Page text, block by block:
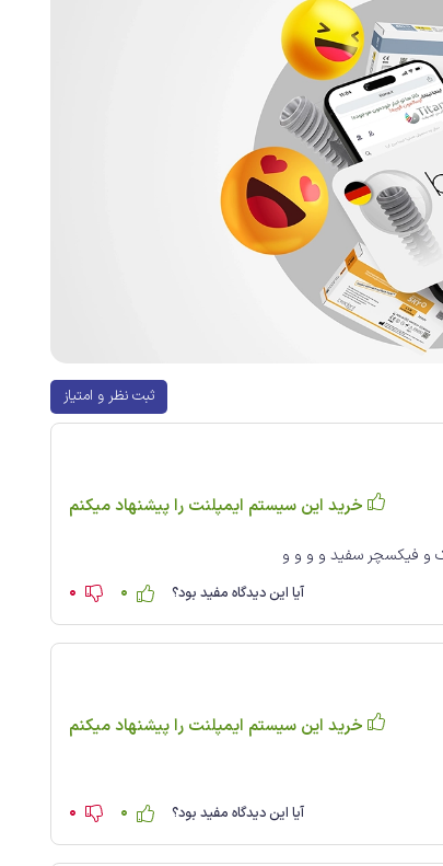
ثبت نظر و امتیاز
خرید این سیستم ایمپلنت را پیشنهاد میکنم
آیا این دیدگاه مفید بود؟ 0
0
خرید این سیستم ایمپلنت را پیشنهاد میکنم
آیا این دیدگاه مفید بود؟ 0
0